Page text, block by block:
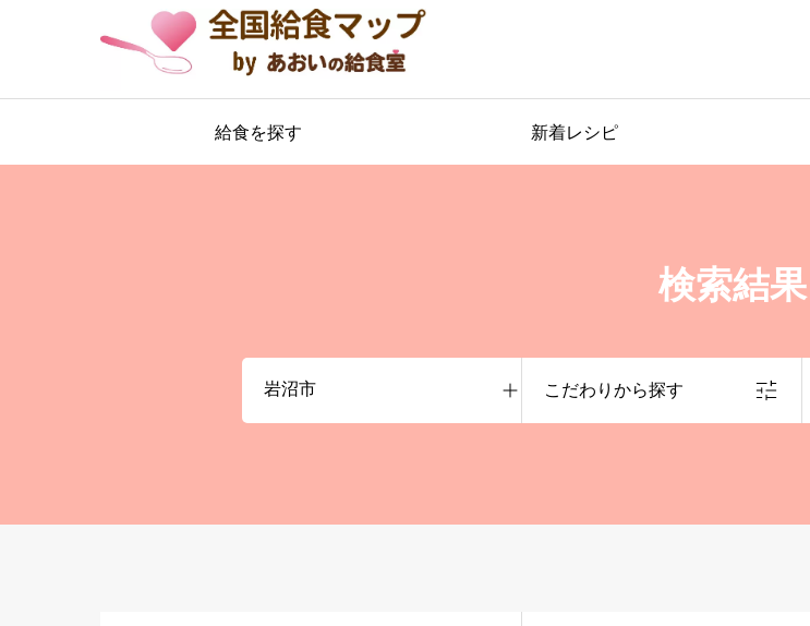
給食を探す 新着レシピ
検索結果
こだわりから探す